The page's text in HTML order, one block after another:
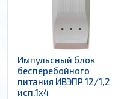
Импульсный блок
бесперебойного
питания ИВЭПР 12/1,2
исп.1х4